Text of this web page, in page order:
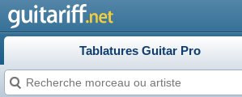
Tablatures Guitar Pro